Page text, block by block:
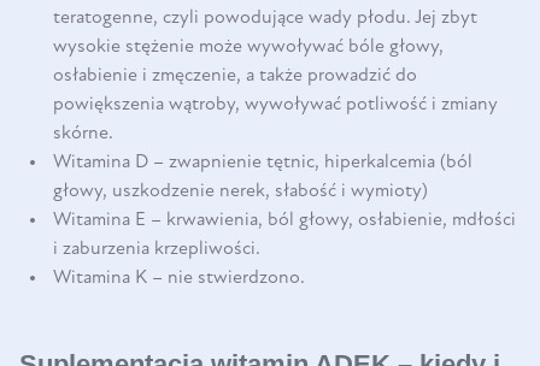
teratogenne, czyli powodujące wady płodu. Jej zbyt
wysokie stężenie może wywoływać bóle głowy,
osłabienie i zmęczenie, a także prowadzić do
powiększenia wątroby, wywoływać potliwość i zmiany
skórne.
Witamina D – zwapnienie tętnic, hiperkalcemia (ból
głowy, uszkodzenie nerek, słabość i wymioty)
Witamina E – krwawienia, ból głowy, osłabienie, mdłości
i zaburzenia krzepliwości.
Witamina K – nie stwierdzono.